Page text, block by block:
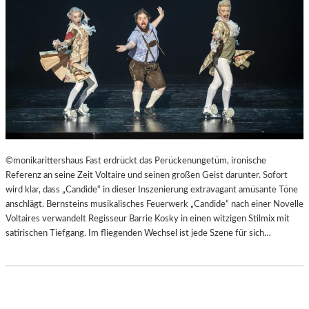
©monikarittershaus Fast erdrückt das Perückenungetüm, ironische
Referenz an seine Zeit Voltaire und seinen großen Geist darunter. Sofort
wird klar, dass „Candide“ in dieser Inszenierung extravagant amüsante Töne
anschlägt. Bernsteins musikalisches Feuerwerk „Candide“ nach einer Novelle
Voltaires verwandelt Regisseur Barrie Kosky in einen witzigen Stilmix mit
satirischen Tiefgang. Im fliegenden Wechsel ist jede Szene für sich…